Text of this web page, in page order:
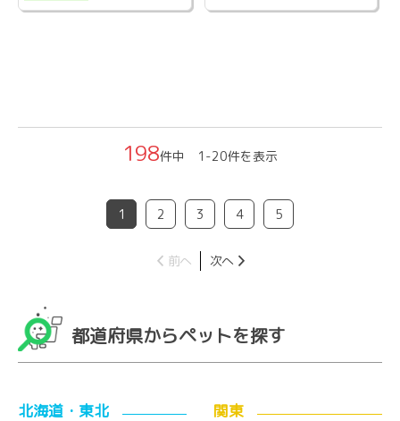
198件中 1-20件を表示
1 2 3 4 5
前へ 次へ
都道府県からペットを探す
北海道・東北 関東